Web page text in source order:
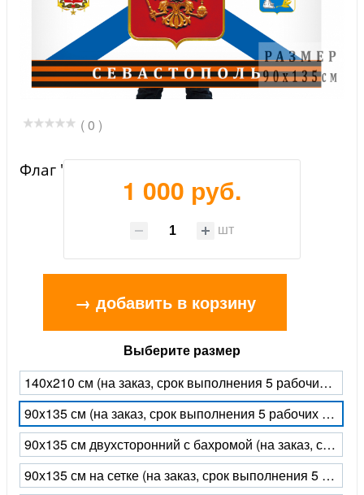
( 0 )
Флаг "Севастополь. Россия"
1 000 руб.
шт
→ добавить в корзину
Выберите размер
140x210 см (на заказ, срок выполнения 5 рабочих дней)
90x135 см (на заказ, срок выполнения 5 рабочих дней)
90х135 см двухсторонний с бахромой (на заказ, срок выполнения 5 рабочих дней)
90х135 см на сетке (на заказ, срок выполнения 5 рабочих дней)